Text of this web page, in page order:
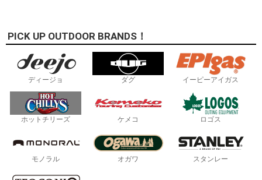
PICK UP OUTDOOR BRANDS！
ディージョ ダグ イーピーアイガス
ホットチリーズ ケメコ ロゴス
モノラル オガワ スタンレー